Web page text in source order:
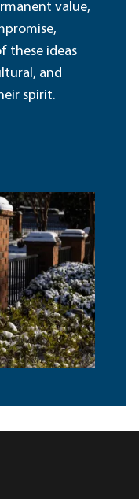
value,
these ideas
and
spirit.